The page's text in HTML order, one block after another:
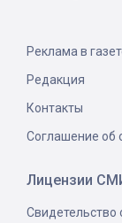
Реклама в
Редакция
Контакты
Соглашение об
Лицензии
Свидетельство